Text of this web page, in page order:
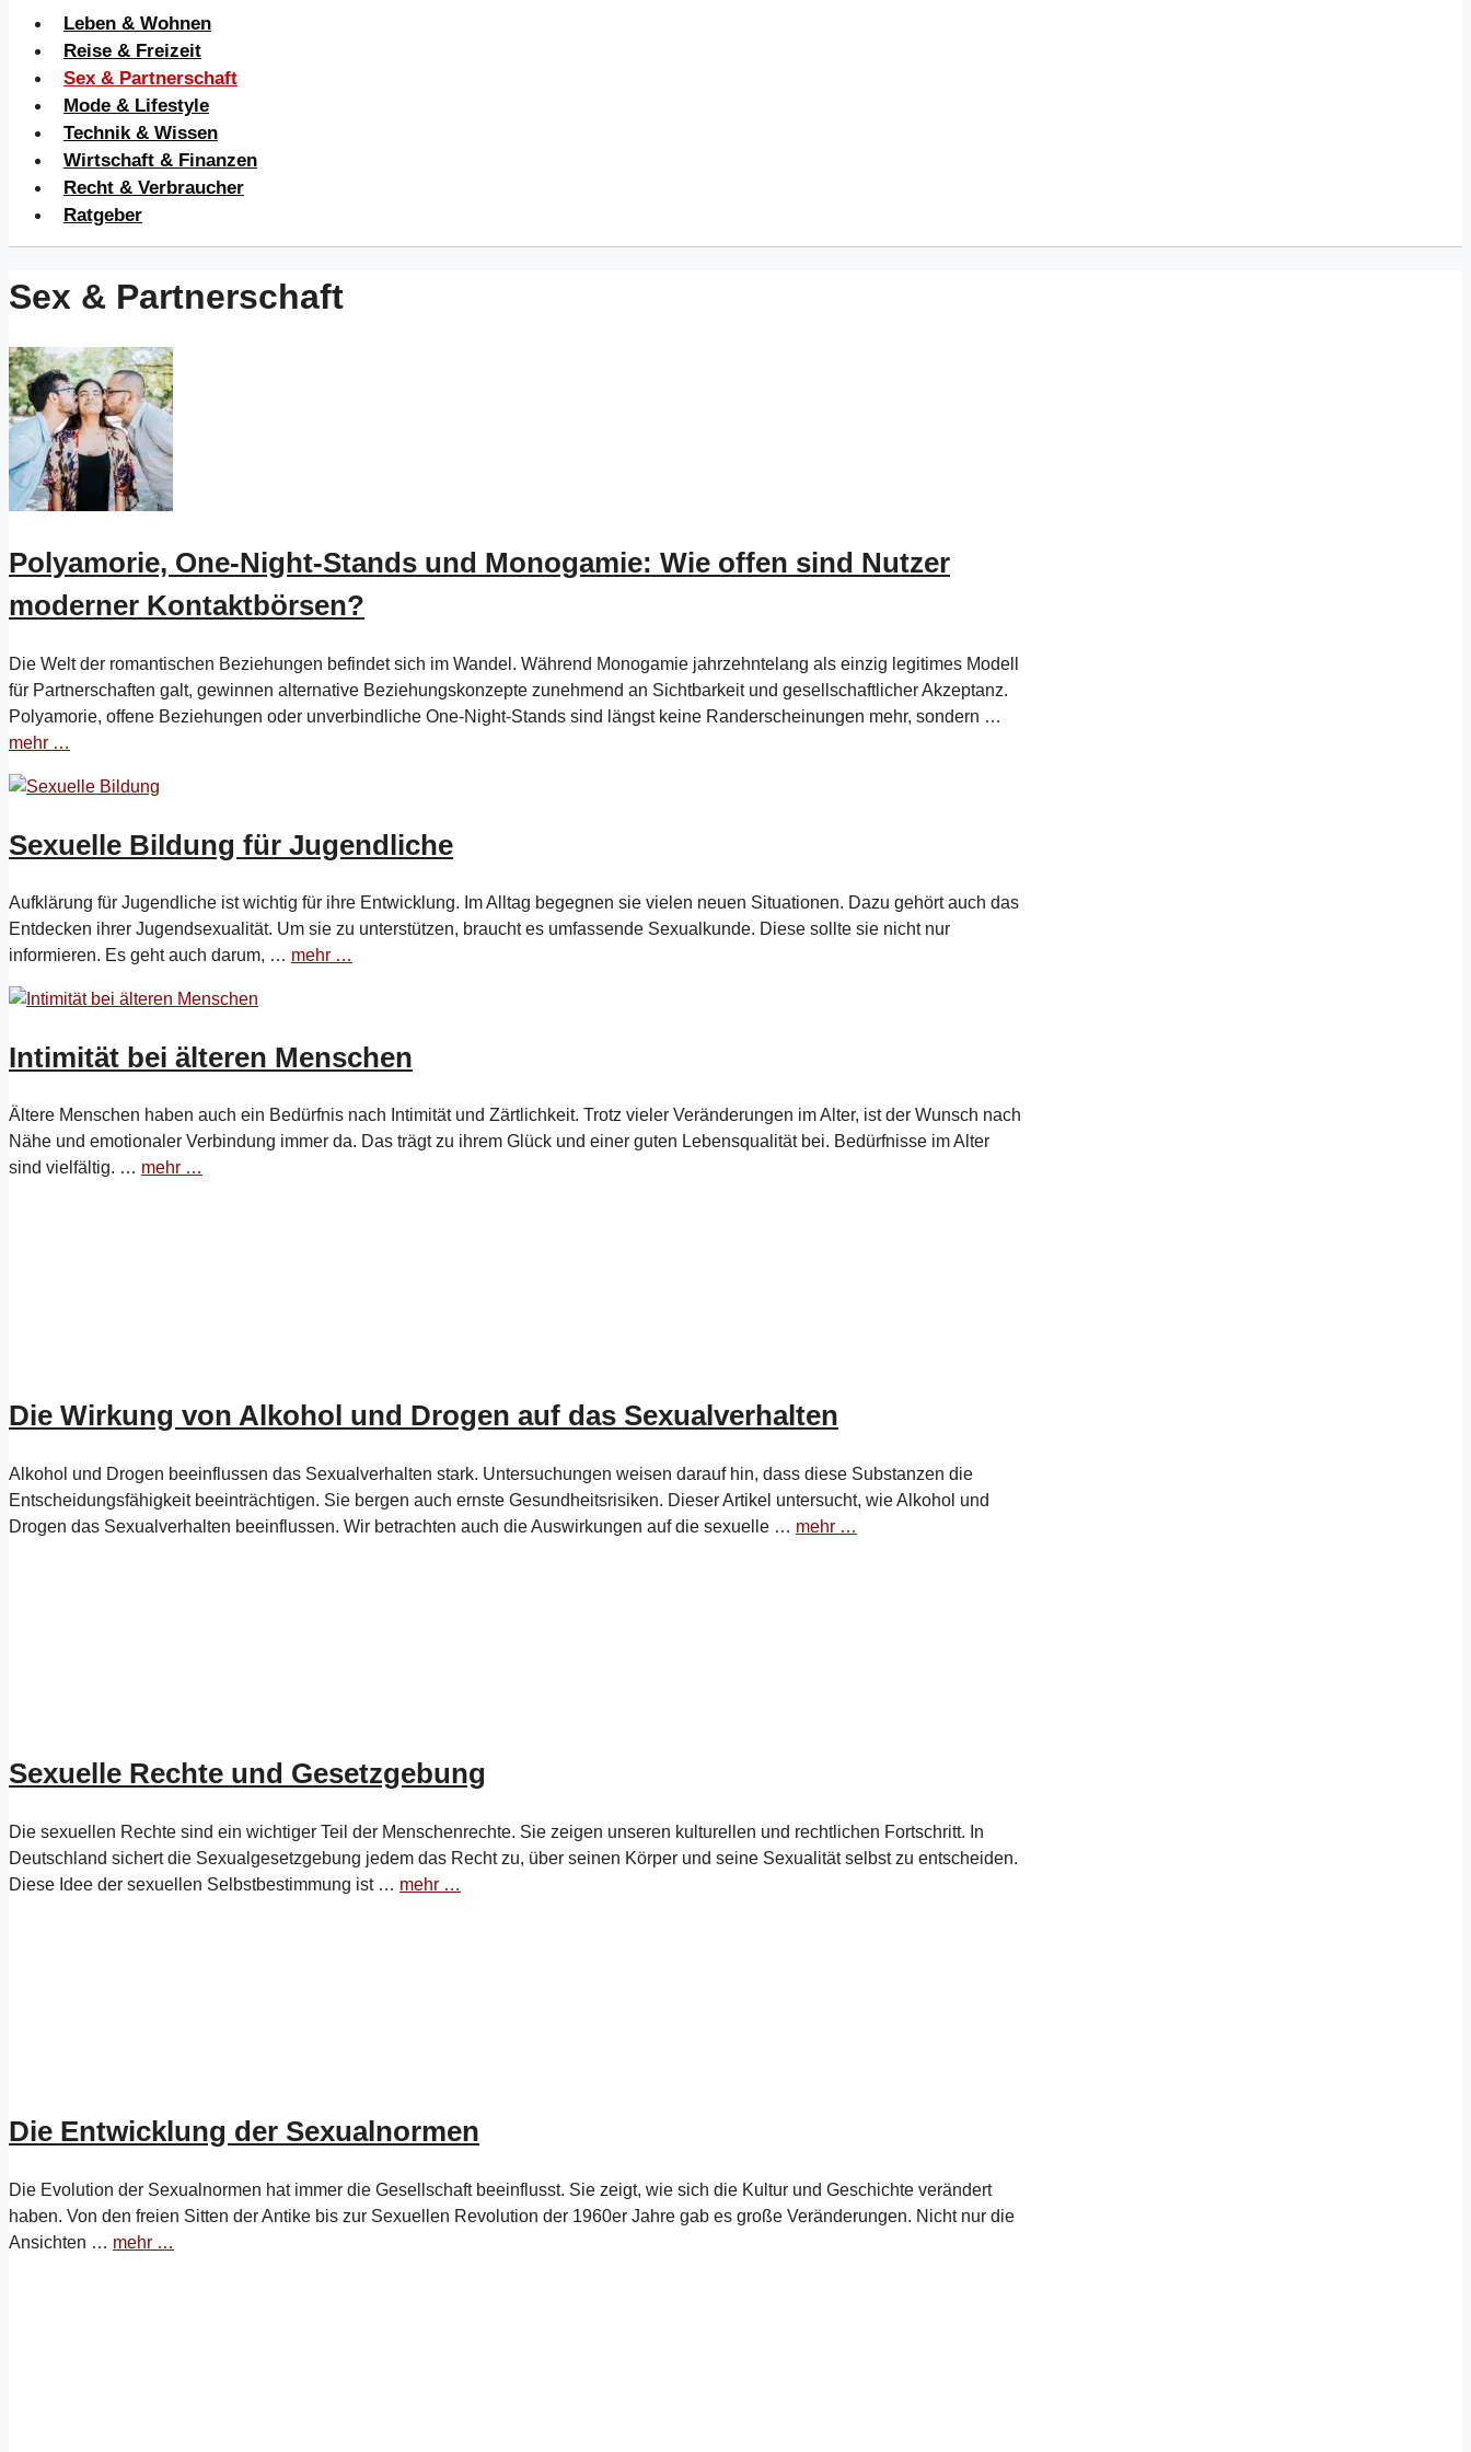
Leben & Wohnen
Reise & Freizeit
Sex & Partnerschaft
Mode & Lifestyle
Technik & Wissen
Wirtschaft & Finanzen
Recht & Verbraucher
Ratgeber
Sex & Partnerschaft
Polyamorie, One-Night-Stands und Monogamie: Wie offen sind Nutzer
moderner Kontaktbörsen?
Die Welt der romantischen Beziehungen befindet sich im Wandel. Während Monogamie jahrzehntelang als einzig legitimes Modell
für Partnerschaften galt, gewinnen alternative Beziehungskonzepte zunehmend an Sichtbarkeit und gesellschaftlicher Akzeptanz.
Polyamorie, offene Beziehungen oder unverbindliche One-Night-Stands sind längst keine Randerscheinungen mehr, sondern …
mehr …
Sexuelle Bildung für Jugendliche
Aufklärung für Jugendliche ist wichtig für ihre Entwicklung. Im Alltag begegnen sie vielen neuen Situationen. Dazu gehört auch das
Entdecken ihrer Jugendsexualität. Um sie zu unterstützen, braucht es umfassende Sexualkunde. Diese sollte sie nicht nur
informieren. Es geht auch darum, … mehr …
Intimität bei älteren Menschen
Ältere Menschen haben auch ein Bedürfnis nach Intimität und Zärtlichkeit. Trotz vieler Veränderungen im Alter, ist der Wunsch nach
Nähe und emotionaler Verbindung immer da. Das trägt zu ihrem Glück und einer guten Lebensqualität bei. Bedürfnisse im Alter
sind vielfältig. … mehr …
Die Wirkung von Alkohol und Drogen auf das Sexualverhalten
Alkohol und Drogen beeinflussen das Sexualverhalten stark. Untersuchungen weisen darauf hin, dass diese Substanzen die
Entscheidungsfähigkeit beeinträchtigen. Sie bergen auch ernste Gesundheitsrisiken. Dieser Artikel untersucht, wie Alkohol und
Drogen das Sexualverhalten beeinflussen. Wir betrachten auch die Auswirkungen auf die sexuelle … mehr …
Sexuelle Rechte und Gesetzgebung
Die sexuellen Rechte sind ein wichtiger Teil der Menschenrechte. Sie zeigen unseren kulturellen und rechtlichen Fortschritt. In
Deutschland sichert die Sexualgesetzgebung jedem das Recht zu, über seinen Körper und seine Sexualität selbst zu entscheiden.
Diese Idee der sexuellen Selbstbestimmung ist … mehr …
Die Entwicklung der Sexualnormen
Die Evolution der Sexualnormen hat immer die Gesellschaft beeinflusst. Sie zeigt, wie sich die Kultur und Geschichte verändert
haben. Von den freien Sitten der Antike bis zur Sexuellen Revolution der 1960er Jahre gab es große Veränderungen. Nicht nur die
Ansichten … mehr …